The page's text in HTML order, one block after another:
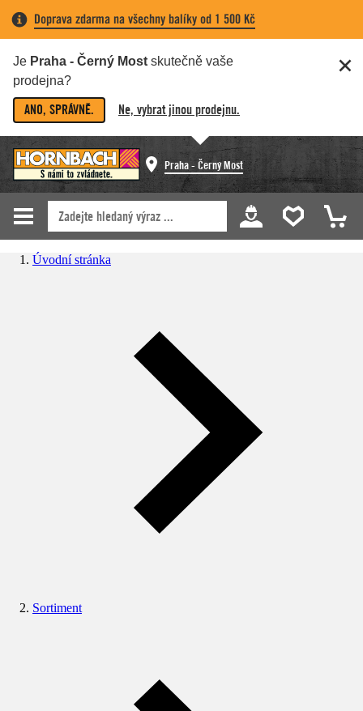
Doprava zdarma na všechny balíky od 1 500 Kč
Je Praha - Černý Most skutečně vaše
prodejna?
ANO, SPRÁVNĚ. Ne, vybrat jinou prodejnu.
Praha - Černý Most
Úvodní stránka
Sortiment